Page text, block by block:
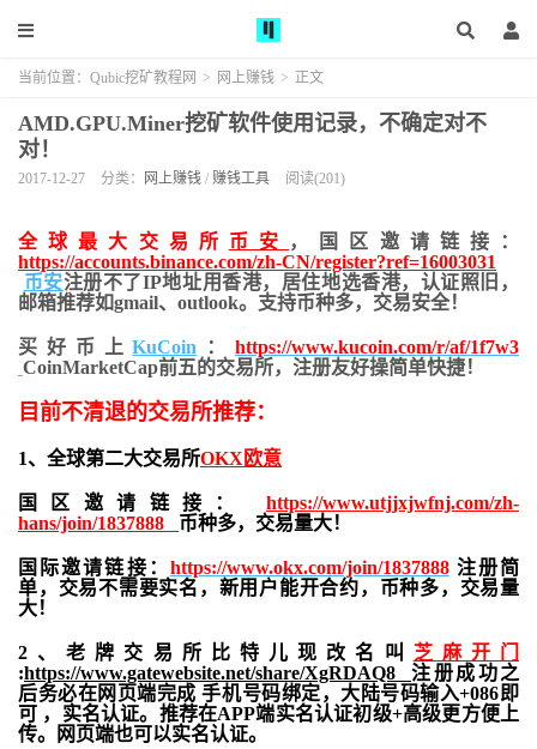
当前位置： Qubic挖矿教程网 > 网上赚钱 > 正文
AMD.GPU.Miner挖矿软件使用记录，不确定对不
对！
2017-12-27 分类： 网上赚钱 / 赚钱工具 阅读(201)
全球最大交易所 币安
，国区邀请链接：
https://accounts.binance.com/zh-CN/register?ref=16003031
币安注册不了IP地址用香港，居住地选香港，认证照旧，
邮箱推荐如gmail、outlook。支持币种多，交易安全！
买好币上KuCoin ：https://www.kucoin.com/r/af/1f7w3
CoinMarketCap前五的交易所，注册友好操简单快捷！
目前不清退的交易所推荐：
1、全球第二大交易所OKX欧意
国区邀请链接： https://www.utjjxjwfnj.com/zh-
hans/join/1837888 币种多，交易量大！
国际邀请链接： https://www.okx.com/join/1837888注册简
单，交易不需要实名，新用户能开合约， 币种多，交易量
大！
2、老牌交易所比特儿现改名叫 芝麻开门
:https://www.gatewebsite.net/share/XgRDAQ8 注册成功之
后务必在网页端完成 手机号码绑定，大陆号码输入+086即
可 ，实名认证。推荐在APP端实名认证初级+高级更方便上
传。网页端也可以实名认证。